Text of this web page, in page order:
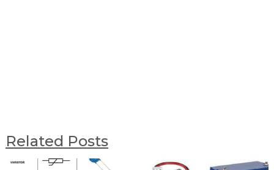
Related Posts